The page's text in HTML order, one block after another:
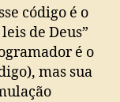
código é o
de Deus”
é o
mas sua